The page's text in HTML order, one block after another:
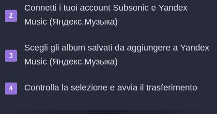
Connetti i tuoi account Subsonic e Yandex
Music (Яндекс.Музыка)
Scegli gli album salvati da aggiungere a Yandex
Music (Яндекс.Музыка)
Controlla la selezione e avvia il trasferimento